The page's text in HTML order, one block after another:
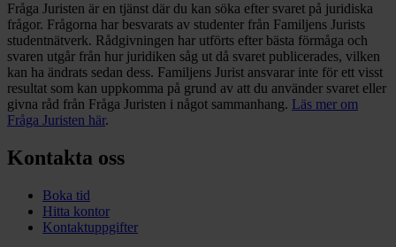
Fråga Juristen är en tjänst där du kan söka efter svaret på juridiska
frågor. Frågorna har besvarats av studenter från Familjens Jurists
studentnätverk. Rådgivningen har utförts efter bästa förmåga och
svaren utgår från hur juridiken såg ut då svaret publicerades, vilken
kan ha ändrats sedan dess. Familjens Jurist ansvarar inte för ett visst
resultat som kan uppkomma på grund av att du använder svaret eller
givna råd från Fråga Juristen i något sammanhang. Läs mer om
Fråga Juristen här.
Kontakta oss
Boka tid
Hitta kontor
Kontaktuppgifter